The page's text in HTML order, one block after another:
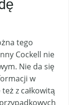
tego
Cockell nie
Nie da się
w
z całkowitą